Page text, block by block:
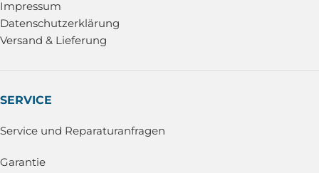
Impressum
Datenschutzerklärung
Versand & Lieferung
SERVICE
Service und Reparaturanfragen
Garantie